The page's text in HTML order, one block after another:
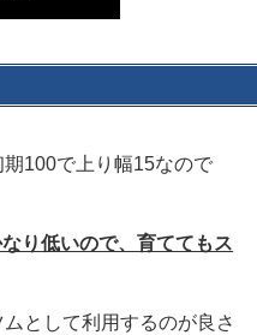
100で上り幅15なので
り低いので、育ててもス
として利用するのが良さ